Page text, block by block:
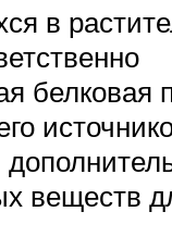
в
белковая
веществ